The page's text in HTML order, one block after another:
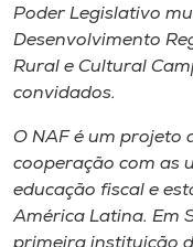
Poder Legislativo
Desenvolvimento
Rural e Cultural
convidados.
O NAF é um projeto
cooperação com as
educação fiscal e
América Latina. Em